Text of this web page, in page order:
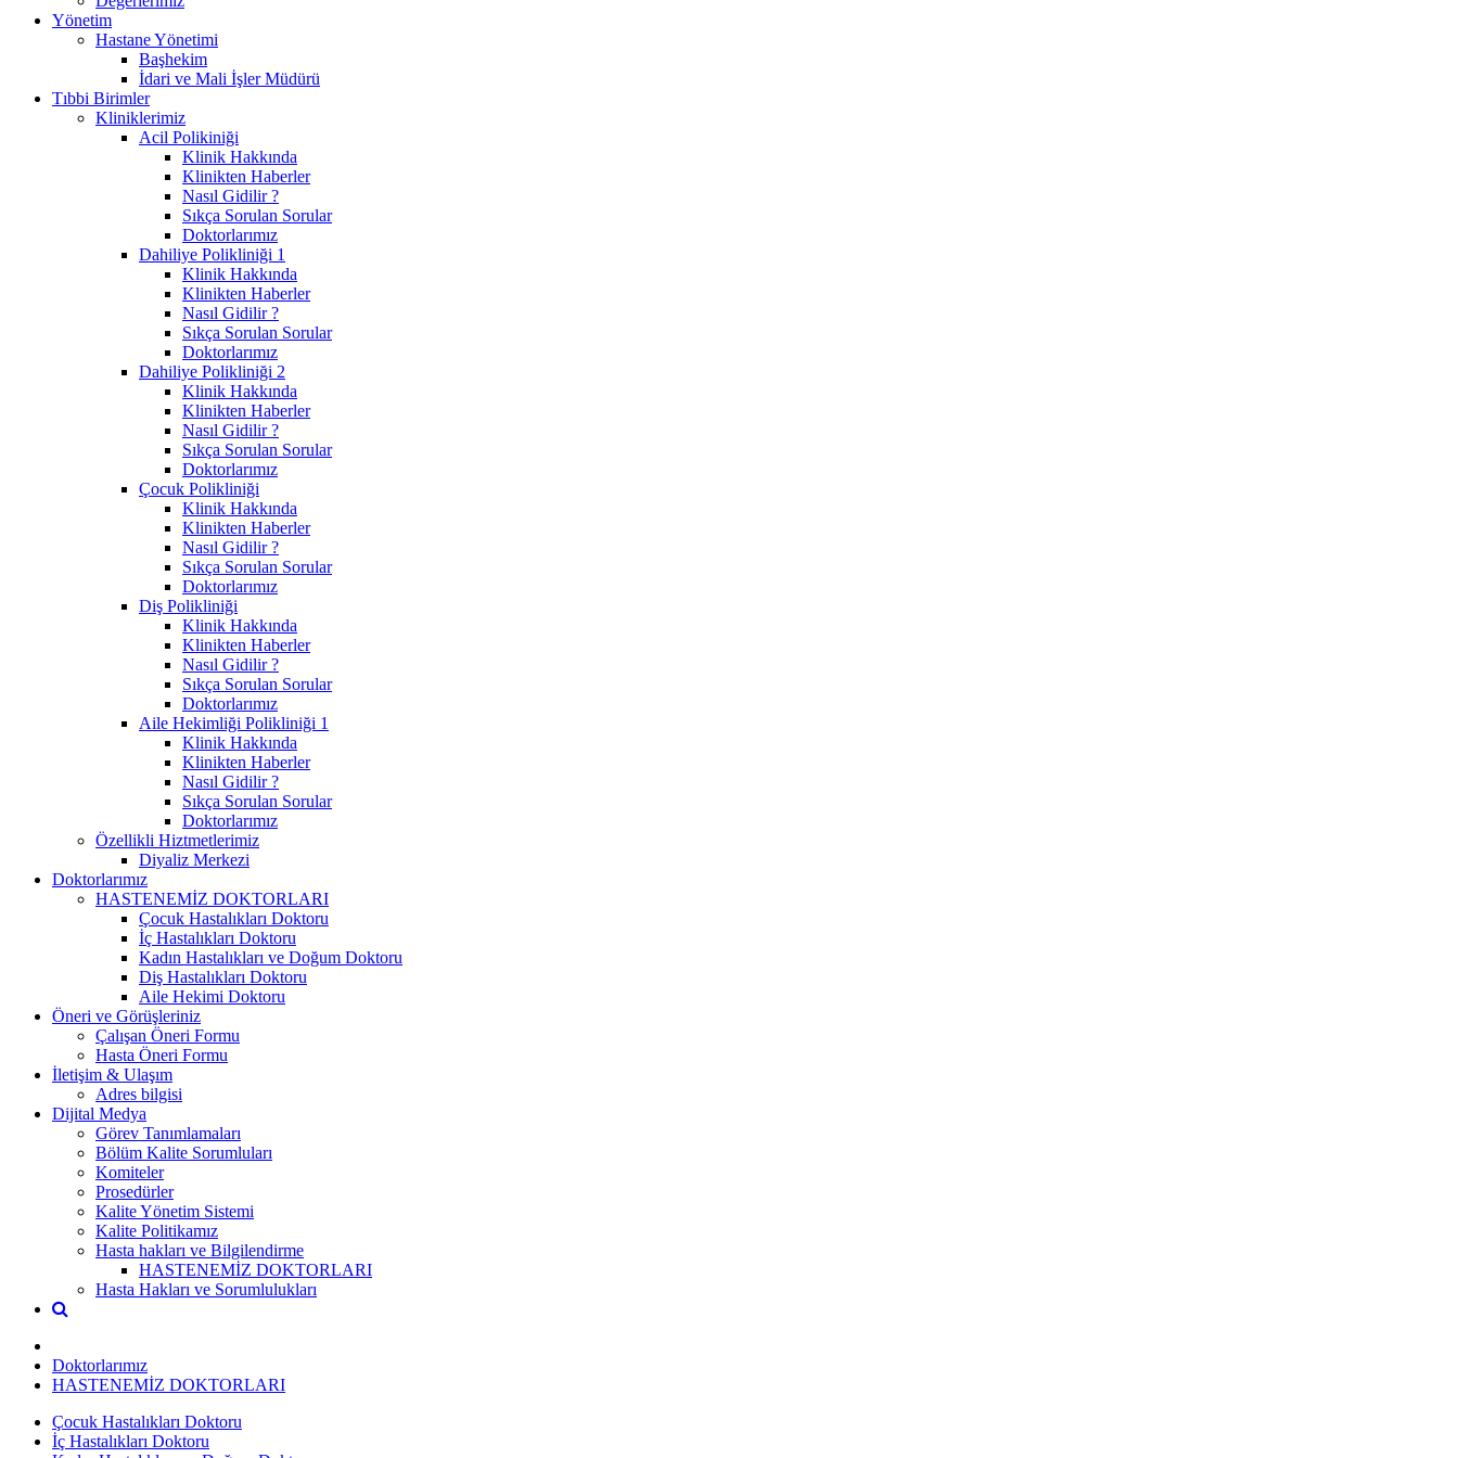
Yönetim
Hastane Yönetimi
Başhekim
İdari ve Mali İşler Müdürü
Tıbbi Birimler
Kliniklerimiz
Acil Polikiniği
Klinik Hakkında
Klinikten Haberler
Nasıl Gidilir ?
Sıkça Sorulan Sorular
Doktorlarımız
Dahiliye Polikliniği 1
Klinik Hakkında
Klinikten Haberler
Nasıl Gidilir ?
Sıkça Sorulan Sorular
Doktorlarımız
Dahiliye Polikliniği 2
Klinik Hakkında
Klinikten Haberler
Nasıl Gidilir ?
Sıkça Sorulan Sorular
Doktorlarımız
Çocuk Polikliniği
Klinik Hakkında
Klinikten Haberler
Nasıl Gidilir ?
Sıkça Sorulan Sorular
Doktorlarımız
Diş Polikliniği
Klinik Hakkında
Klinikten Haberler
Nasıl Gidilir ?
Sıkça Sorulan Sorular
Doktorlarımız
Aile Hekimliği Polikliniği 1
Klinik Hakkında
Klinikten Haberler
Nasıl Gidilir ?
Sıkça Sorulan Sorular
Doktorlarımız
Özellikli Hiztmetlerimiz
Diyaliz Merkezi
Doktorlarımız
HASTENEMİZ DOKTORLARI
Çocuk Hastalıkları Doktoru
İç Hastalıkları Doktoru
Kadın Hastalıkları ve Doğum Doktoru
Diş Hastalıkları Doktoru
Aile Hekimi Doktoru
Öneri ve Görüşleriniz
Çalışan Öneri Formu
Hasta Öneri Formu
İletişim & Ulaşım
Adres bilgisi
Dijital Medya
Görev Tanımlamaları
Bölüm Kalite Sorumluları
Komiteler
Prosedürler
Kalite Yönetim Sistemi
Kalite Politikamız
Hasta hakları ve Bilgilendirme
HASTENEMİZ DOKTORLARI
Hasta Hakları ve Sorumlulukları
Doktorlarımız
HASTENEMİZ DOKTORLARI
Çocuk Hastalıkları Doktoru
İç Hastalıkları Doktoru